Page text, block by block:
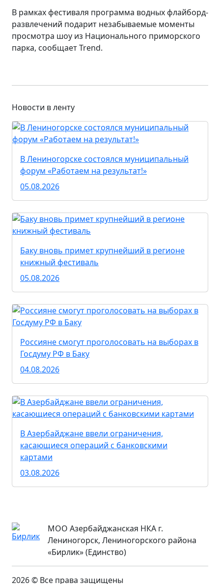
В рамках фестиваля программа водных флайборд-
развлечений подарит незабываемые моменты
просмотра шоу из Национального приморского
парка, сообщает Trend.
Новости в ленту
В Лениногорске состоялся муниципальный
форум «Работаем на результат!»
05.08.2026
Баку вновь примет крупнейший в регионе
книжный фестиваль
05.08.2026
Россияне смогут проголосовать на выборах в
Госдуму РФ в Баку
04.08.2026
В Азербайджане ввели ограничения,
касающиеся операций с банковскими
картами
03.08.2026
МОО Азербайджанская НКА г.
Лениногорск, Лениногорского района
«Бирлик» (Единство)
2026 © Все права защищены